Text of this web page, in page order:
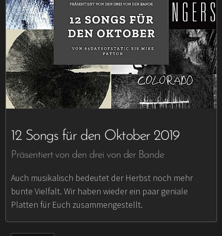
12 Songs für den Oktober 2019
Präsentiert von den drei von der Bande
Auch musikalisch bedeutet der Herbst noch mehr
bunte Vielfalt. Wir haben wieder ein paar geniale
Platten für Euch zusammengestellt.